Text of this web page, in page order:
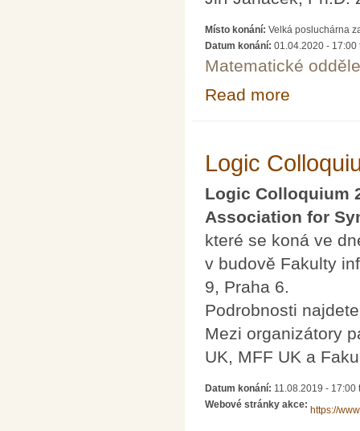
Místo konání: Velká posluchárna
Datum konání: 01.04.2020 - 17:00
Matematické
Read more
Logic
Logic Colloquium
Association for
které se koná ve
v budově Fakulty
9, Praha 6.
Podrobnosti
Mezi organizátory
UK, MFF UK a
Datum konání: 11.08.2019 - 17:00
Webové stránky akce:
https://